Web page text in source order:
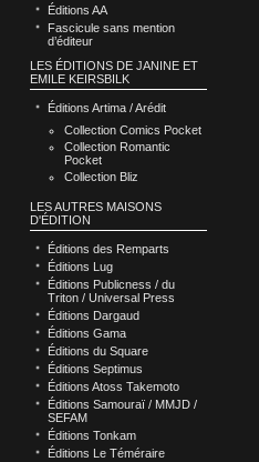
Éditions AA
Fascicule sans mention
d’éditeur
LES ÉDITIONS DE JANINE ET
EMILE KEIRSBILK
Éditions Artima / Arédit
Collection Comics Pocket
Collection Romantic
Pocket
Collection Bliz
LES AUTRES MAISONS
D'ÉDITION
Éditions des Remparts
Éditions Lug
Éditions Publicness / du
Triton / Universal Press
Éditions Dargaud
Éditions Gama
Éditions du Square
Éditions Septimus
Éditions Atoss Takemoto
Éditions Samouraï / MMJD /
SEFAM
Éditions Tonkam
Éditions Le Téméraire